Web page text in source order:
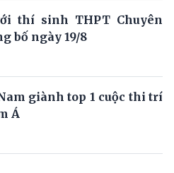
thí sinh THPT Chuyên
bố ngày 19/8
giành top 1 cuộc thi trí
Á